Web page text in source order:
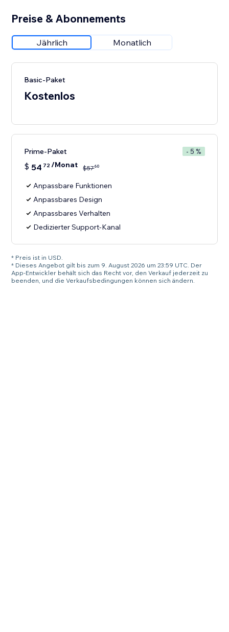
Preise & Abonnements
Jährlich Monatlich
Basic-Paket
Kostenlos
Prime-Paket - 5 %
$ 54 72/Monat $5760
Anpassbare Funktionen
Anpassbares Design
Anpassbares Verhalten
Dedizierter Support-Kanal
* Preis ist in USD.
* Dieses Angebot gilt bis zum 9. August 2026 um 23:59 UTC. Der
App-Entwickler behält sich das Recht vor, den Verkauf jederzeit zu
beenden, und die Verkaufsbedingungen können sich ändern.